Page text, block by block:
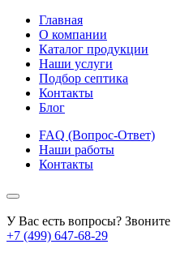
Главная
О компании
Каталог продукции
Наши услуги
Подбор септика
Контакты
Блог
FAQ (Вопрос-Ответ)
Наши работы
Контакты
У Вас есть вопросы? Звоните
+7 (499) 647-68-29